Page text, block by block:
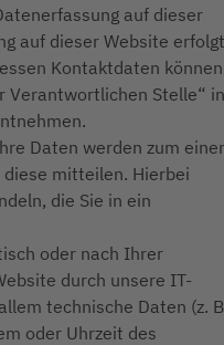
auf dieser
auf dieser Website erfolgt
Kontaktdaten können
Verantwortlichen Stelle“ in
Daten werden zum
diese mitteilen. Hierbei
die Sie in ein
oder nach Ihrer
durch unsere IT-
technische Daten (z.
oder Uhrzeit des